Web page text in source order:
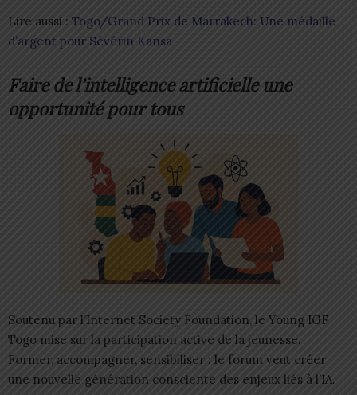
Lire aussi : Togo/Grand Prix de Marrakech: Une médaille
d’argent pour Sévérin Kansa
Faire de l’intelligence artificielle une
opportunité pour tous
Soutenu par l’Internet Society Foundation, le Young IGF
Togo mise sur la participation active de la jeunesse.
Former, accompagner, sensibiliser : le forum veut créer
une nouvelle génération consciente des enjeux liés à l’IA.